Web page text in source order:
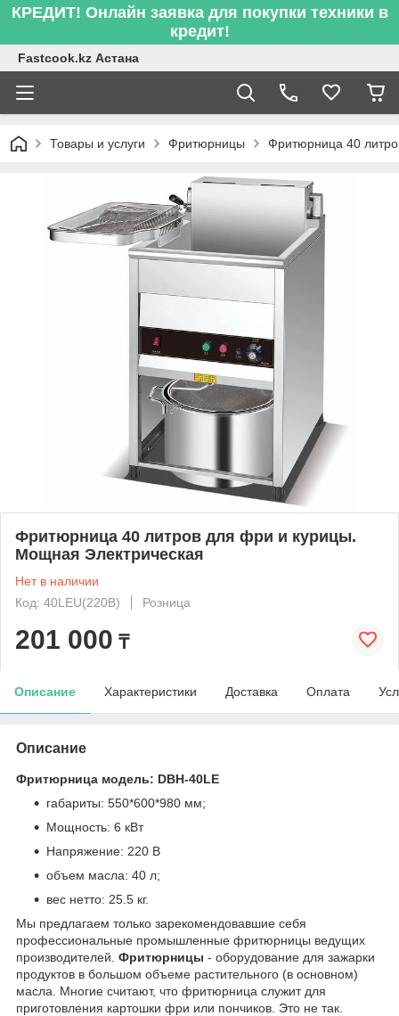
КРЕДИТ! Онлайн заявка для покупки техники в
кредит!
Fastcook.kz Астана
Товары и услуги Фритюрницы Фритюрница 40
Фритюрница 40 литров для фри и курицы.
Мощная Электрическая
Нет в наличии
Код: 40LEU(220B)
Розница
201 000 ₸
Описание Характеристики Доставка Оплата
Описание
Фритюрница модель: DBH-40LE
габариты: 550*600*980 мм;
Мощность: 6 кВт
Напряжение: 220 В
объем масла: 40 л;
вес нетто: 25.5 кг.
Мы предлагаем только зарекомендовавшие себя
профессиональные промышленные фритюрницы ведущих
производителей. Фритюрницы - оборудование для зажарки
продуктов в большом объеме растительного (в основном)
масла. Многие считают, что фритюрница служит для
приготовления картошки фри или пончиков. Это не так.